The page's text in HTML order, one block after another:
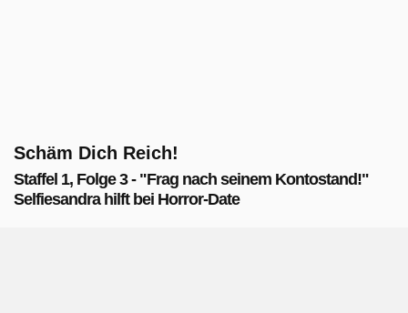
Schäm Dich Reich!
Staffel 1, Folge 3 - "Frag nach seinem Kontostand!"
Selfiesandra hilft bei Horror-Date